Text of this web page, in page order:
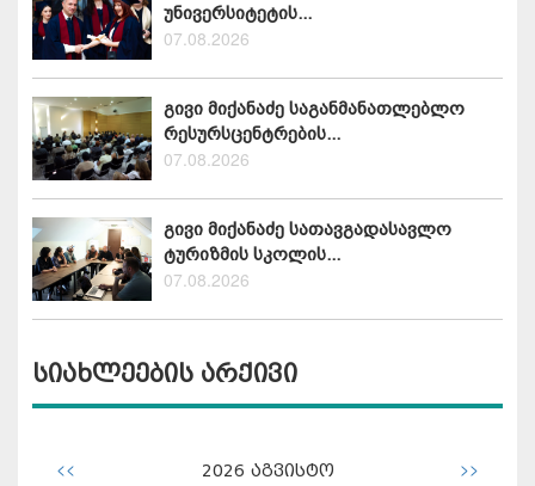
უნივერსიტეტის...
07.08.2026
გივი მიქანაძე საგანმანათლებლო
რესურსცენტრების...
07.08.2026
გივი მიქანაძე სათავგადასავლო
ტურიზმის სკოლის...
07.08.2026
სიახლეების არქივი
<< 2026 აგვისტო >>